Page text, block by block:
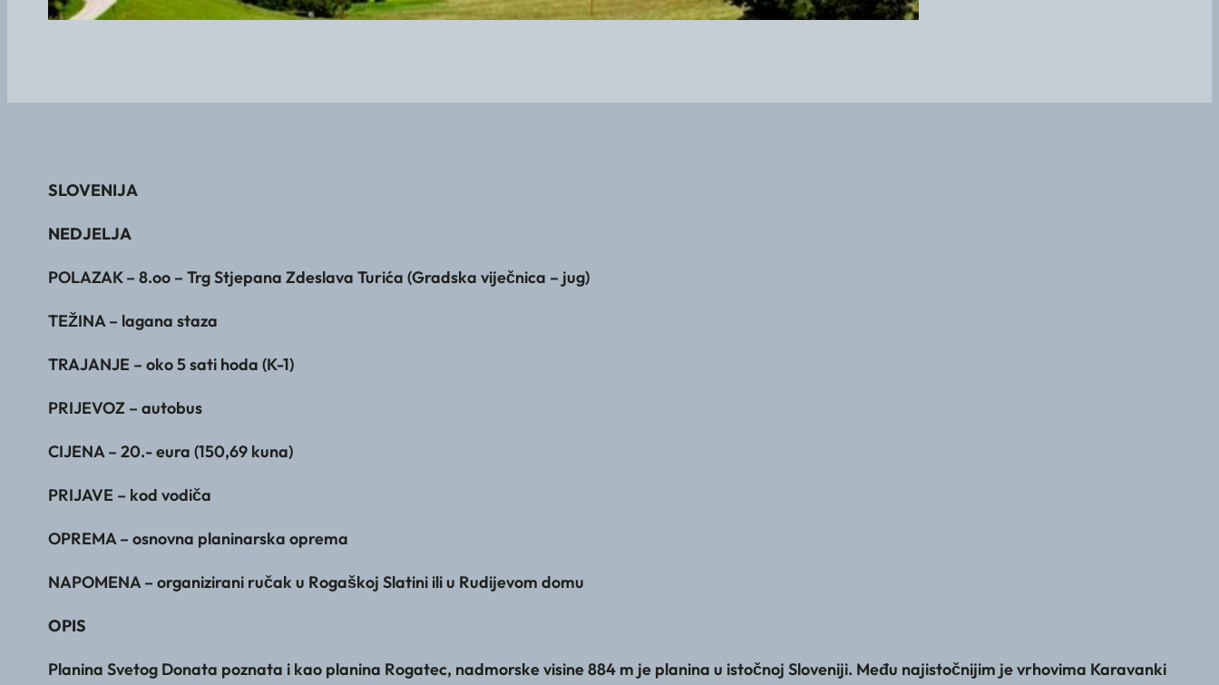
SLOVENIJA
NEDJELJA
POLAZAK – 8.oo – Trg Stjepana Zdeslava Turića (Gradska viječnica – jug)
TEŽINA – lagana staza
TRAJANJE – oko 5 sati hoda (K-1)
PRIJEVOZ – autobus
CIJENA – 20.- eura (150,69 kuna)
PRIJAVE – kod vodiča
OPREMA – osnovna planinarska oprema
NAPOMENA – organizirani ručak u Rogaškoj Slatini ili u Rudijevom domu
OPIS
Planina Svetog Donata poznata i kao planina Rogatec, nadmorske visine 884 m je planina u istočnoj Sloveniji. Među najistočnijim je vrhovima Karavanki